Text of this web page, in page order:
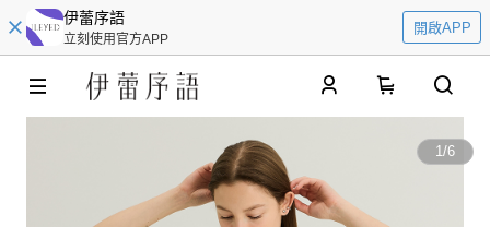
伊蕾序語
立刻使用官方APP
開啟APP
1/6